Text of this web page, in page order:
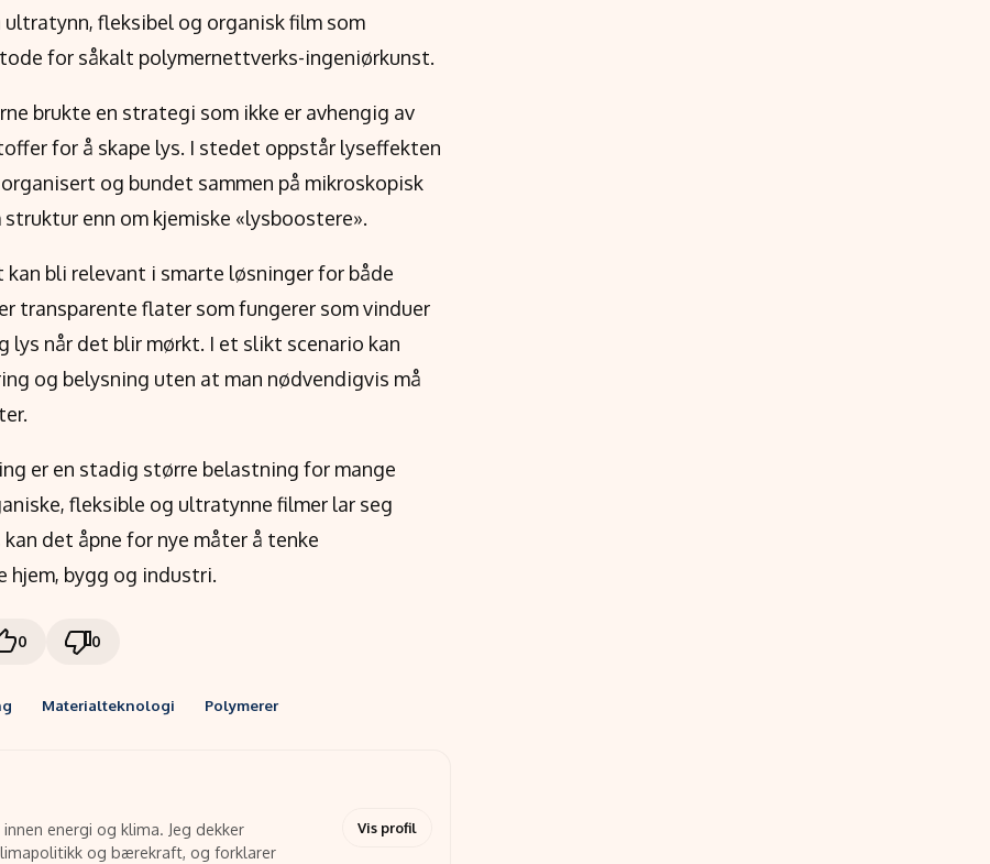
fleksibel og organisk film som
for såkalt polymernettverks-ingeniørkunst.
brukte en strategi som ikke er avhengig av
for å skape lys. I stedet oppstår lyseffekten
og bundet sammen på mikroskopisk
enn om kjemiske «lysboostere».
bli relevant i smarte løsninger for både
transparente flater som fungerer som vinduer
lys når det blir mørkt. I et slikt scenario kan
og belysning uten at man nødvendigvis må
er en stadig større belastning for mange
fleksible og ultratynne filmer lar seg
det åpne for nye måter å tenke
bygg og industri.
0 0
Materialteknologi Polymerer
energi og klima. Jeg dekker
og bærekraft, og forklarer
Vis profil